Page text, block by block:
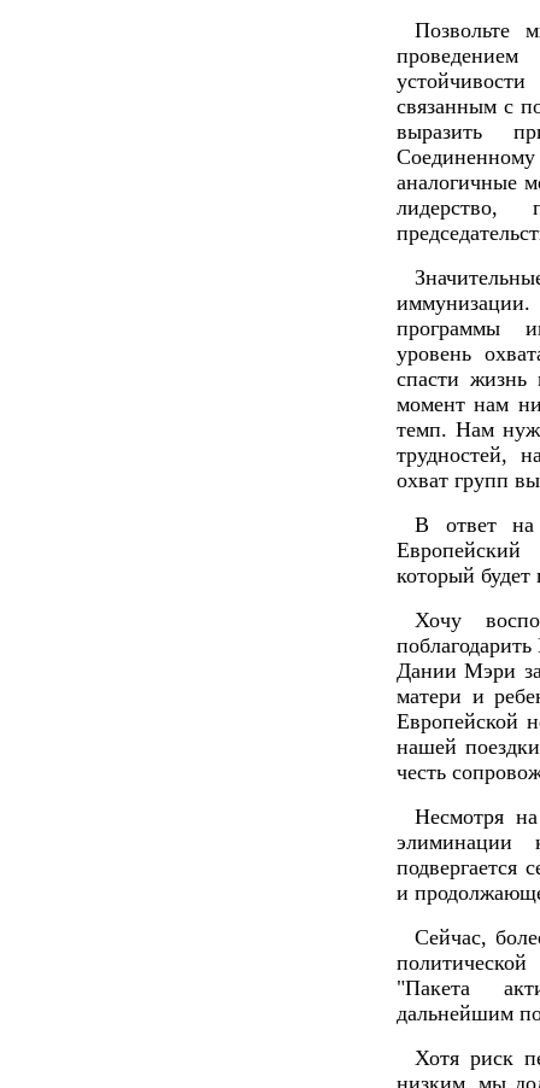
Позвольте
связанным с
выразить
аналогичные
лидерство,
программы
уровень
спасти
момент нам
темп. Нам
трудностей,
охват групп
В ответ на
который будет
Хочу
Дании Мэри за
матери и
Европейской
нашей
честь
Несмотря
подвергается
и
Сейчас,
"Пакета
дальнейшим
Хотя риск